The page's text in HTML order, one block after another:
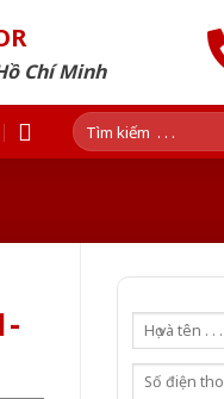
Chí Minh
Tìm
kiếm: